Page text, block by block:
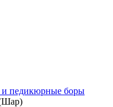
педикюрные боры
(Шар)